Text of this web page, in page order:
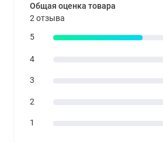
Общая оценка товара
2 отзыва
5
4
3
2
1